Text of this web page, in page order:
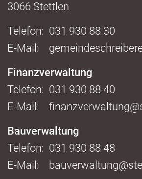
3066 Stettlen
Telefon: 031 930 88 30
E-Mail:
Finanzverwaltung
Telefon: 031 930 88 40
E-Mail:
Bauverwaltung
Telefon: 031 930 88 48
E-Mail: